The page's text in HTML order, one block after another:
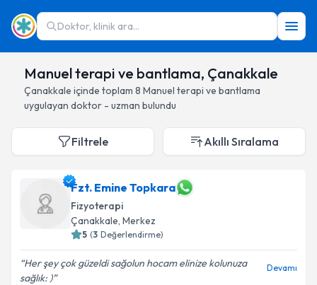
Doktor, klinik ara...
Manuel terapi ve bantlama, Çanakkale
Çanakkale içinde toplam 8 Manuel terapi ve bantlama
uygulayan doktor - uzman bulundu
Filtrele Akıllı Sıralama
Fzt. Emine Topkara
Fizyoterapi
Çanakkale, Merkez
5 (3 Değerlendirme)
Her şey çok güzeldi sağolun hocam elinize kolunuza
sağlık: )
Devamı